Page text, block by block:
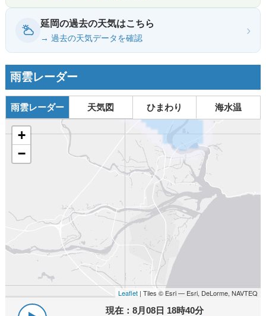
延岡の過去の天気はこちら
→ 過去の天気データを確認
›
雨雲レーダー
雨雲レーダー 天気図 ひまわり 海水温
+
−
Leaflet | Tiles © Esri — Esri, DeLorme, NAVTEQ
現在：8月08日 18時40分